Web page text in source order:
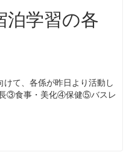
泊学習の各
て、各係が昨日より活動し
③食事・美化④保健⑤バスレ